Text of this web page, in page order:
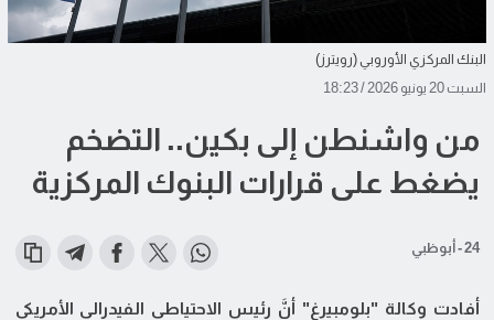
البنك المركزي الأوروبي (رويترز)
السبت 20 يونيو 2026 / 18:23
من واشنطن إلى بكين.. التضخم
يضغط على قرارات البنوك المركزية
24 - أبوظبي
أفادت وكالة "بلومبيرغ" أنَّ رئيس الاحتياطي الفيدرالي الأمريكي